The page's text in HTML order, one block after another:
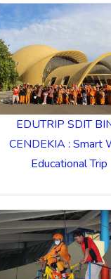
EDUTRIP SDIT
CENDEKIA : Smart
Educational Trip